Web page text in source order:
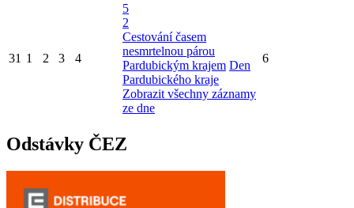
31 1 2 3 4
5
2
Cestování časem
nesmrtelnou párou
Pardubickým krajem Den
Pardubického kraje
Zobrazit všechny záznamy
ze dne
6
Odstávky ČEZ